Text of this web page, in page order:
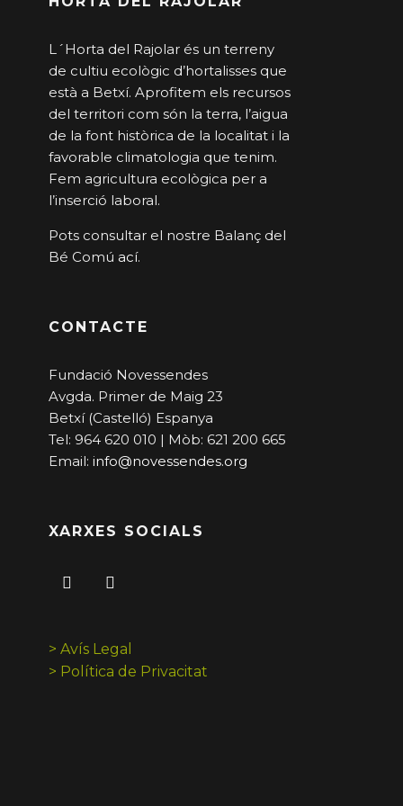
L´Horta del Rajolar és un terreny
de cultiu ecològic d’hortalisses que
està a Betxí. Aprofitem els recursos
del territori com són la terra, l’aigua
de la font històrica de la localitat i la
favorable climatologia que tenim.
Fem agricultura ecològica per a
l’inserció laboral.
Pots consultar el nostre Balanç del
Bé Comú ací.
CONTACTE
Fundació Novessendes
Avgda. Primer de Maig 23
Betxí (Castelló) Espanya
Tel: 964 620 010 | Mòb: 621 200 665
Email: info@novessendes.org
XARXES SOCIALS
> Avís Legal
> Política de Privacitat